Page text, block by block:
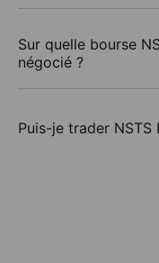
Sur quelle bourse
négocié ?
Puis-je trader NSTS